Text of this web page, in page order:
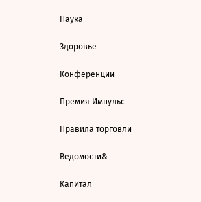
Наука
Здоровье
Конференции
Премия Импульс
Правила торговли
Ведомости&
Капитал